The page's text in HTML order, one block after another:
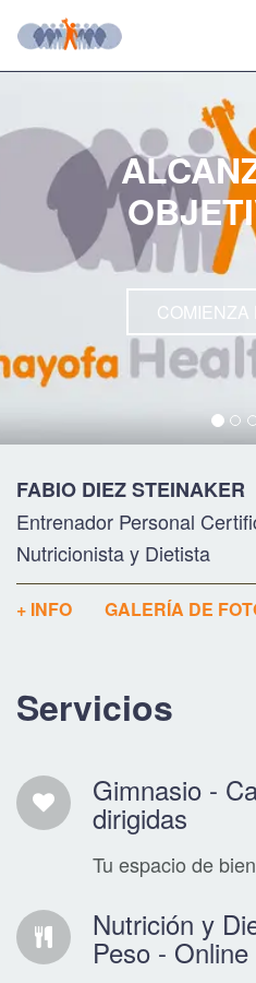
COMIENZA
FABIO DIEZ STEINAKER
Entrenador Personal
Nutricionista y Dietista
+ INFO GALERÍA DE
Servicios
Gimnasio -
dirigidas
Tu espacio de
Nutrición y
Peso - Online